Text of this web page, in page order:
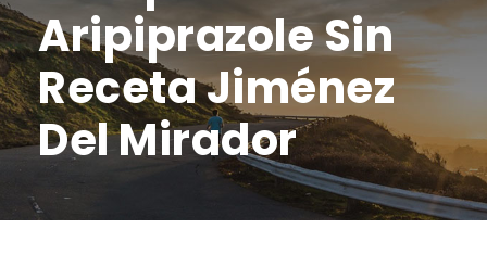
Aripiprazole Sin
Receta Jiménez
Del Mirador